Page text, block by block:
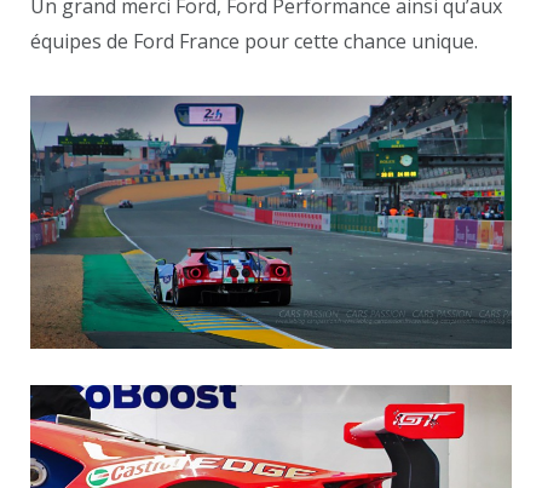
Un grand merci Ford, Ford Performance ainsi qu’aux
équipes de Ford France pour cette chance unique.